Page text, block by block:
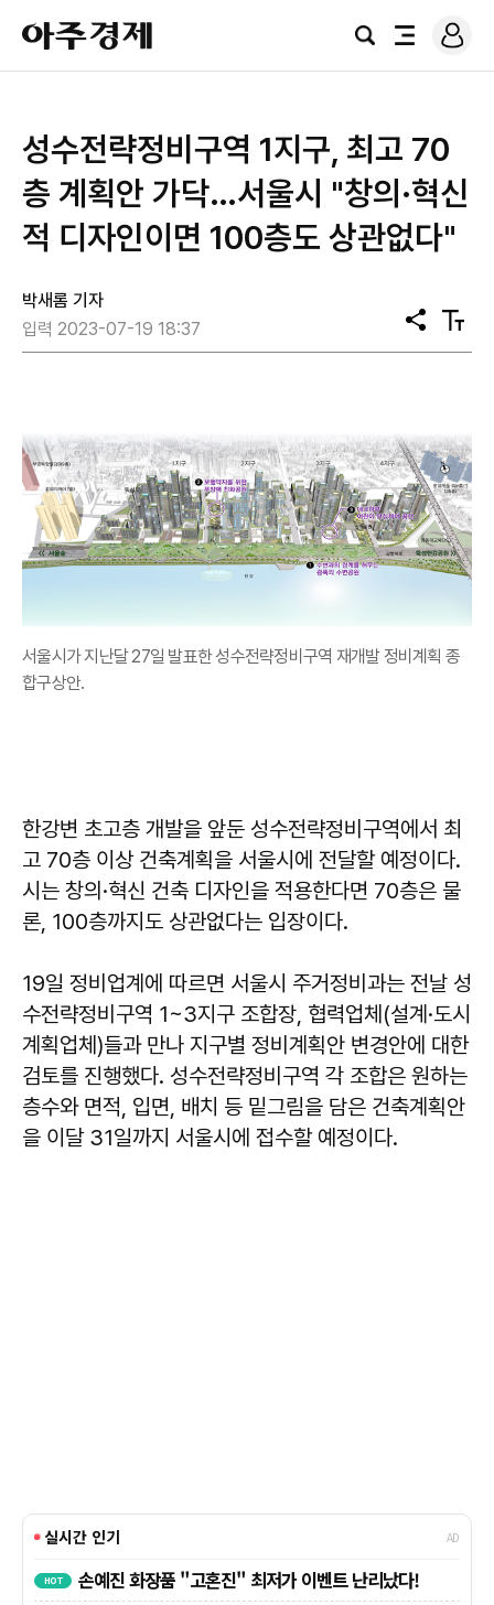
아
주
경
검
전
로
그
성수전략정비구역 1지구, 최고 70
층 계획안 가닥…서울시 "창의·혁신
적 디자인이면 100층도 상관없다"
박새롬 기자
입력 2023-07-19 18:37
공
유
텍
스
서울시가 지난달 27일 발표한 성수전략정비구역 재개발 정비계획 종
합구상안.
한강변 초고층 개발을 앞둔 성수전략정비구역에서 최
고 70층 이상 건축계획을 서울시에 전달할 예정이다.
시는 창의·혁신 건축 디자인을 적용한다면 70층은 물
론, 100층까지도 상관없다는 입장이다.
19일 정비업계에 따르면 서울시 주거정비과는 전날 성
수전략정비구역 1~3지구 조합장, 협력업체(설계·도시
계획업체)들과 만나 지구별 정비계획안 변경안에 대한
검토를 진행했다. 성수전략정비구역 각 조합은 원하는
층수와 면적, 입면, 배치 등 밑그림을 담은 건축계획안
을 이달 31일까지 서울시에 접수할 예정이다.